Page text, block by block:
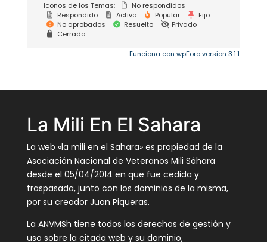
Iconos de los Temas:
No respondidos
Respondido
Activo Popular
Fijo
No aprobados
Resuelto
Privado
Cerrado
Funciona con wpForo version 3.1.1
La Mili En El Sahara
La web «la mili en el Sahara» es propiedad de la
Asociación Nacional de Veteranos Mili Sáhara
desde el 05/04/2014 en que fue cedida y
traspasada, junto con los dominios de la misma,
por su creador Juan Piqueras.
La ANVMSh tiene todos los derechos de gestión y
uso sobre la citada web y su dominio,